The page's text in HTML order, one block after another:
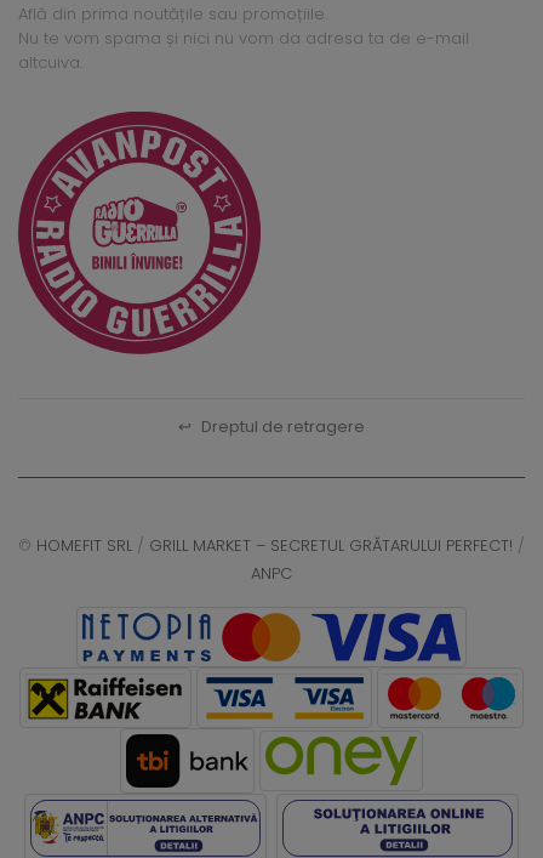
Află din prima noutățile sau promoțiile.
Nu te vom spama și nici nu vom da adresa ta de e-mail
altcuiva.
↩ Dreptul de retragere
© HOMEFIT SRL / GRILL MARKET – SECRETUL GRĂTARULUI PERFECT! /
ANPC